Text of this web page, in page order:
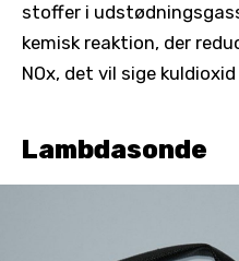
stoffer i
kemisk reaktion, der
NOx, det vil sige
Lambdasonde